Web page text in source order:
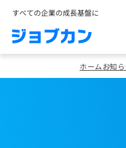
すべての企業の成長基盤に
ホームお知